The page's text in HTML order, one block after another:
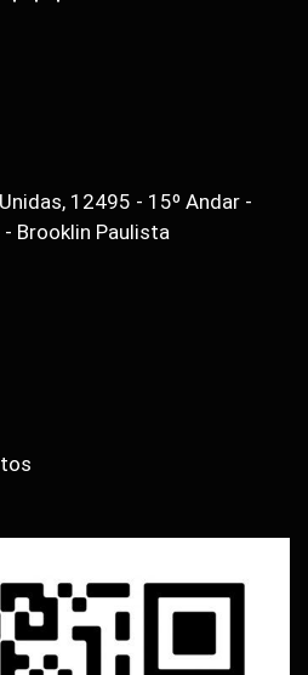
12495 - 15º Andar -
Brooklin Paulista